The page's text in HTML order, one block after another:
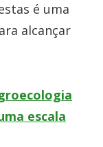
é uma
alcançar
escala